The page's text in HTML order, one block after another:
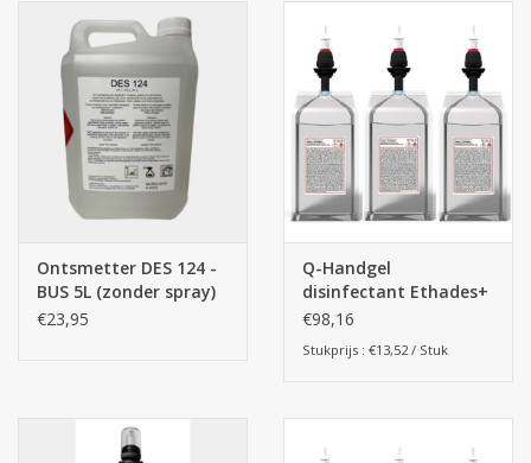
Ontsmetter DES 124 -
BUS 5L (zonder spray)
€23,95
Q-Handgel
disinfectant Ethades+
Automatic - 6 x
€98,16
Stukprijs : €13,52 / Stuk